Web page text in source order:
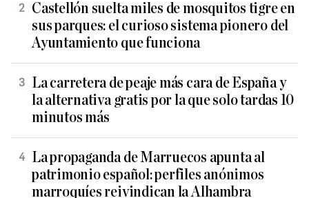
Castellón suelta miles de mosquitos tigre en
sus parques: el curioso sistema pionero del
Ayuntamiento que funciona
La carretera de peaje más cara de España y
la alternativa gratis por la que solo tardas 10
minutos más
La propaganda de Marruecos apunta al
patrimonio español: perfiles anónimos
marroquíes reivindican la Alhambra